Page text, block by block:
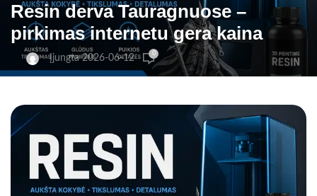
Resin derva Tauragnuose –
pirkimas internetu gera kaina
Įjungta 2026-06-12 0